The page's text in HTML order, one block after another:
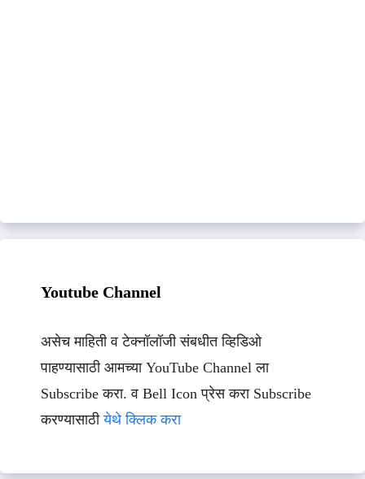
Youtube Channel
असेच माहिती व टेक्नॉलॉजी संबधीत व्हिडिओ
पाहण्यासाठी आमच्या YouTube Channel ला
Subscribe करा. व Bell Icon प्रेस करा Subscribe
करण्यासाठीयेथे क्लिक करा